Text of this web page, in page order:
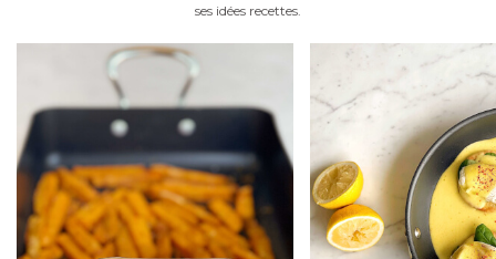
ses idées recettes.